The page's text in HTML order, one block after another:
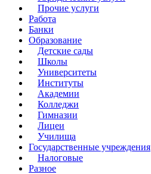
Прочие услуги
Работа
Банки
Образование
Детские сады
Школы
Университеты
Институты
Академии
Колледжи
Гимназии
Лицеи
Училища
Государственные учреждения
Налоговые
Разное